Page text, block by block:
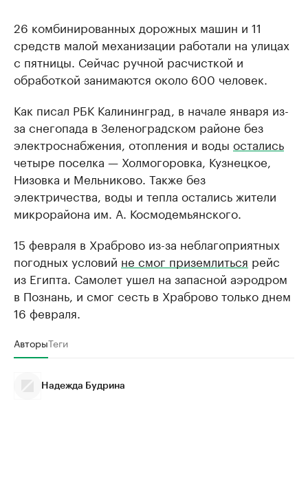
26 комбинированных дорожных машин и 11
средств малой механизации работали на улицах
с пятницы. Сейчас ручной расчисткой и
обработкой занимаются около 600 человек.
Как писал РБК Калининград, в начале января из-
за снегопада в Зеленоградском районе без
электроснабжения, отопления и воды остались
четыре поселка — Холмогоровка, Кузнецкое,
Низовка и Мельниково. Также без
электричества, воды и тепла остались жители
микрорайона им. А. Космодемьянского.
15 февраля в Храброво из-за неблагоприятных
погодных условий не смог приземлиться рейс
из Египта. Самолет ушел на запасной аэродром
в Познань, и смог сесть в Храброво только днем
16 февраля.
АвторыТеги
Надежда Будрина